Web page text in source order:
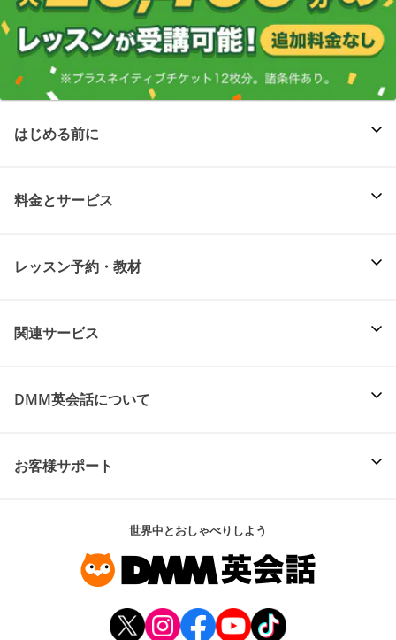
はじめる前に
料金とサービス
レッスン予約・教材
関連サービス
DMM英会話について
お客様サポート
世界中とおしゃべりしよう